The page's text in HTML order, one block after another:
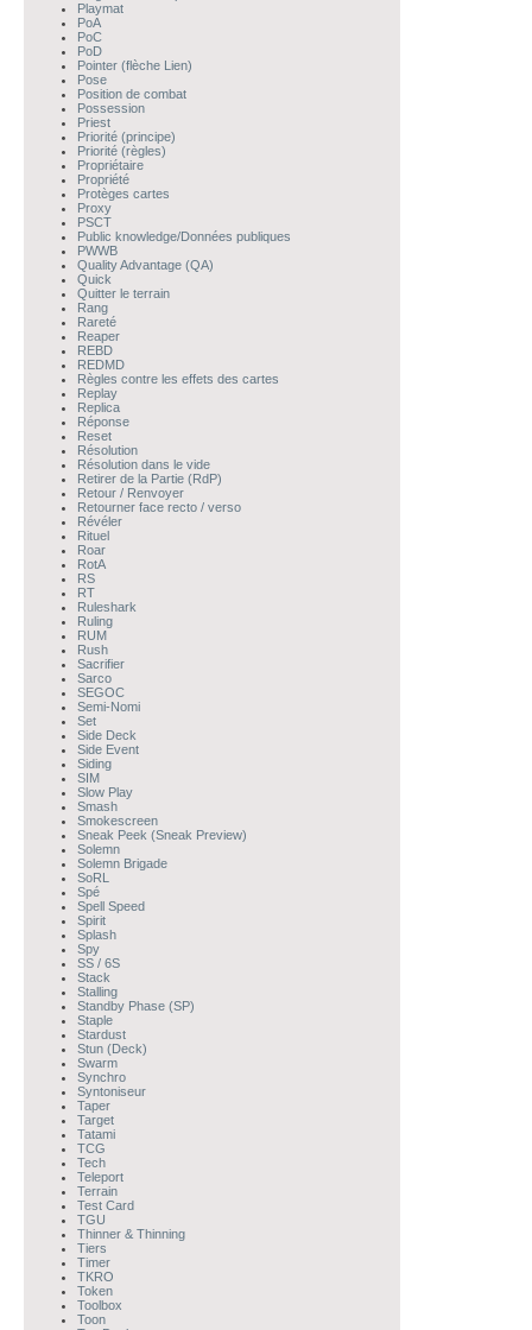
Playmat
PoA
PoC
PoD
Pointer (flèche Lien)
Pose
Position de combat
Possession
Priest
Priorité (principe)
Priorité (règles)
Propriétaire
Propriété
Protèges cartes
Proxy
PSCT
Public knowledge/Données publiques
PWWB
Quality Advantage (QA)
Quick
Quitter le terrain
Rang
Rareté
Reaper
REBD
REDMD
Règles contre les effets des cartes
Replay
Replica
Réponse
Reset
Résolution
Résolution dans le vide
Retirer de la Partie (RdP)
Retour / Renvoyer
Retourner face recto / verso
Révéler
Rituel
Roar
RotA
RS
RT
Ruleshark
Ruling
RUM
Rush
Sacrifier
Sarco
SEGOC
Semi-Nomi
Set
Side Deck
Side Event
Siding
SIM
Slow Play
Smash
Smokescreen
Sneak Peek (Sneak Preview)
Solemn
Solemn Brigade
SoRL
Spé
Spell Speed
Spirit
Splash
Spy
SS / 6S
Stack
Stalling
Standby Phase (SP)
Staple
Stardust
Stun (Deck)
Swarm
Synchro
Syntoniseur
Taper
Target
Tatami
TCG
Tech
Teleport
Terrain
Test Card
TGU
Thinner & Thinning
Tiers
Timer
TKRO
Token
Toolbox
Toon